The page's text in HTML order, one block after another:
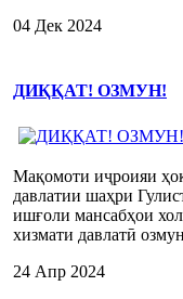
04 Дек 2024
ДИҚҚАТ! ОЗМУН!
Мақомоти иҷроияи
давлатии шаҳри
ишғоли мансабҳои
хизмати давлатӣ
24 Апр 2024